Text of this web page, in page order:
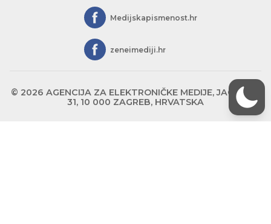
Medijskapismenost.hr
zeneimediji.hr
© 2026 AGENCIJA ZA ELEKTRONIČKE MEDIJE, JAGIĆEVA
31, 10 000 ZAGREB, HRVATSKA